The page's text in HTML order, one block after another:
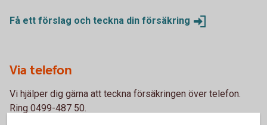
Få ett förslag och teckna din försäkring
Via telefon
Vi hjälper dig gärna att teckna försäkringen över telefon.
Ring 0499-487 50.